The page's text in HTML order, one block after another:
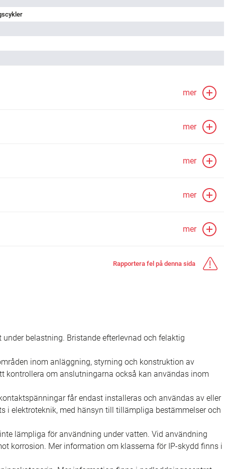
mer
mer
mer
mer
mer
Rapportera fel på denna sida
belastning. Bristande efterlevnad och felaktig
inom anläggning, styrning och konstruktion av
kontrollera om anslutningarna också kan användas inom
får endast installeras och användas av eller
i elektroteknik, med hänsyn till tillämpliga bestämmelser och
lämpliga för användning under vatten. Vid användning
korrosion. Mer information om klasserna för IP-skydd finns i